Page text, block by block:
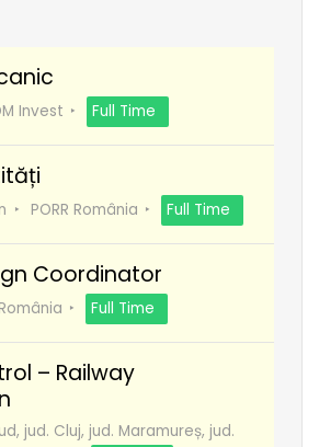
Invest Full Time
PORR România Full Time
Coordinator
Full Time
– Railway
jud. Cluj, jud. Maramureș, jud.